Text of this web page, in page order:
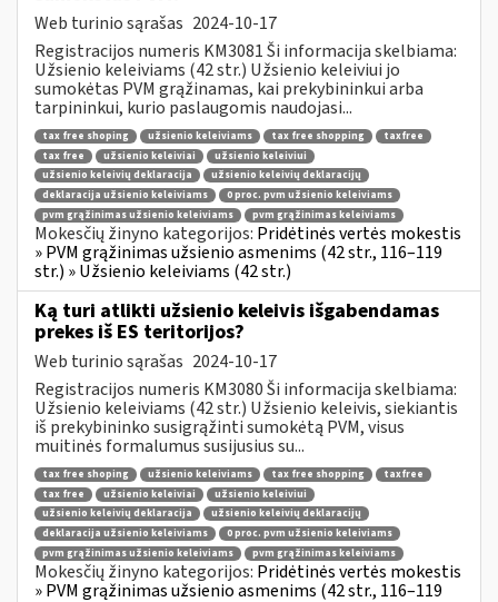
Web turinio sąrašas 2024-10-17
Registracijos numeris KM3081 Ši informacija skelbiama:
Užsienio keleiviams (42 str.) Užsienio keleiviui jo
sumokėtas PVM grąžinamas, kai prekybininkui arba
tarpininkui, kurio paslaugomis naudojasi...
tax free shoping užsienio keleiviams tax free shopping
taxfree
tax free
užsienio keleiviai
užsienio keleiviui
užsienio keleivių deklaracija
užsienio keleivių deklaracijų
deklaracija užsienio keleiviams
0 proc. pvm užsienio keleiviams
pvm grąžinimas užsienio keleiviams
pvm grąžinimas keleiviams
Mokesčių žinyno kategorijos: Pridėtinės vertės mokestis
» PVM grąžinimas užsienio asmenims (42 str., 116–119
str.) » Užsienio keleiviams (42 str.)
Ką turi atlikti užsienio keleivis išgabendamas
prekes iš ES teritorijos?
Web turinio sąrašas 2024-10-17
Registracijos numeris KM3080 Ši informacija skelbiama:
Užsienio keleiviams (42 str.) Užsienio keleivis, siekiantis
iš prekybininko susigrąžinti sumokėtą PVM, visus
muitinės formalumus susijusius su...
tax free shoping užsienio keleiviams tax free shopping
taxfree
tax free
užsienio keleiviai
užsienio keleiviui
užsienio keleivių deklaracija
užsienio keleivių deklaracijų
deklaracija užsienio keleiviams
0 proc. pvm užsienio keleiviams
pvm grąžinimas užsienio keleiviams
pvm grąžinimas keleiviams
Mokesčių žinyno kategorijos: Pridėtinės vertės mokestis
» PVM grąžinimas užsienio asmenims (42 str., 116–119